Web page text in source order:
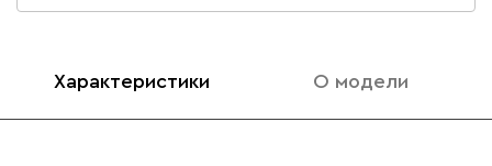
Характеристики О модели